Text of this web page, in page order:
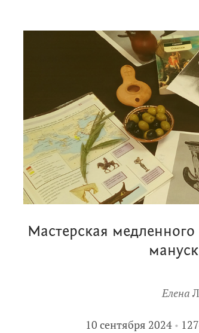
Мастерская
Елена
10 сентября 2024